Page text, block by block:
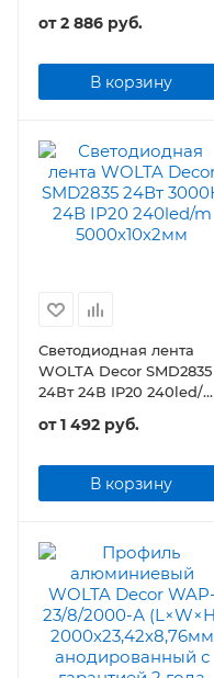
от2 886 руб.
В корзину
Светодиодная лента
WOLTA Decor SMD2835
24Вт 24В IP20 240led/m
от1 492 руб.
В корзину